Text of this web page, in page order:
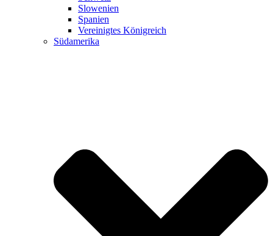
Slowenien
Spanien
Vereinigtes Königreich
Südamerika